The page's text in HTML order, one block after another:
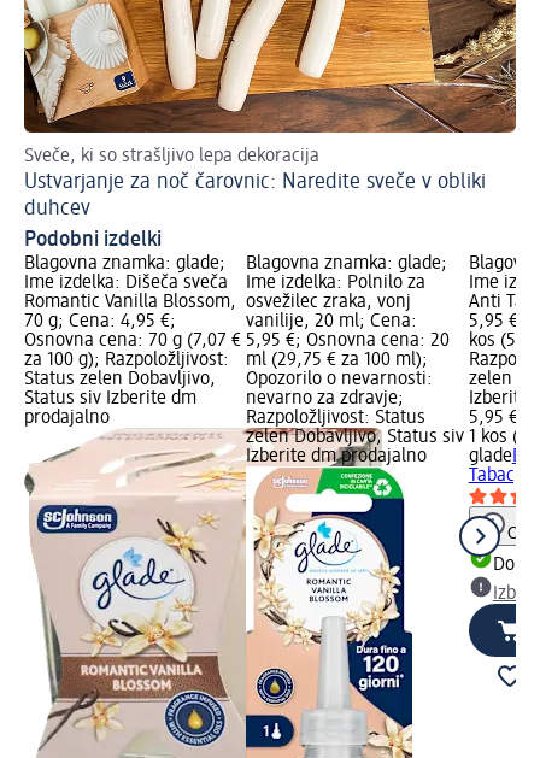
Sveče, ki so strašljivo lepa dekoracija
Ustvarjanje za noč čarovnic: Naredite sveče v obliki
duhcev
Podobni izdelki
Blagovna znamka: glade;
Ime izdelka: Dišeča sveča
Romantic Vanilla Blossom,
70 g; Cena: 4,95 €;
Osnovna cena: 70 g (7,07 €
za 100 g); Razpoložljivost:
Status zelen Dobavljivo,
Status siv Izberite dm
prodajalno
Blagovna znamka: glade;
Ime izdelka: Polnilo za
osvežilec zraka, vonj
vanilije, 20 ml; Cena:
5,95 €; Osnovna cena: 20
ml (29,75 € za 100 ml);
Opozorilo o nevarnosti:
nevarno za zdravje;
Razpoložljivost: Status
zelen Dobavljivo, Status siv
Izberite dm prodajalno
Ime
Anti
5,95 €;
kos
zelen
Izberite
5,95 €
1 kos
glade
Tabac,